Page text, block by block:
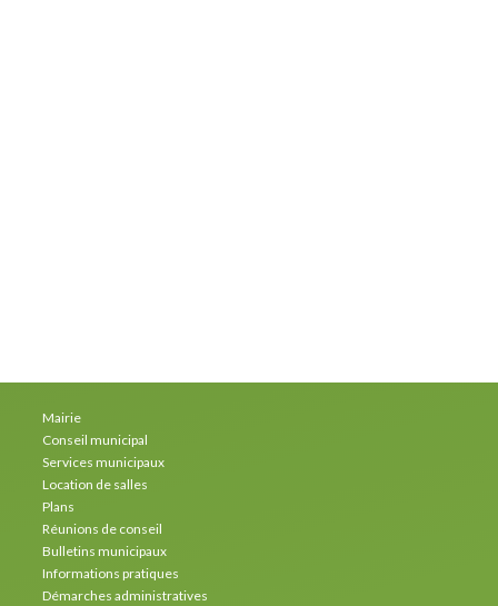
Mairie
Conseil municipal
Services municipaux
Location de salles
Plans
Réunions de conseil
Bulletins municipaux
Informations pratiques
Démarches administratives